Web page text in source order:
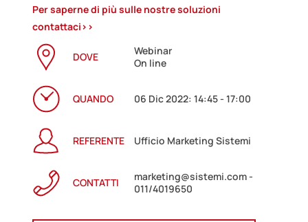
Per saperne di più sulle nostre soluzioni
contattaci>>
DOVE
Webinar
On line
QUANDO 06 Dic 2022: 14:45 - 17:00
REFERENTE Ufficio Marketing Sistemi
CONTATTI
marketing@sistemi.com -
011/4019650